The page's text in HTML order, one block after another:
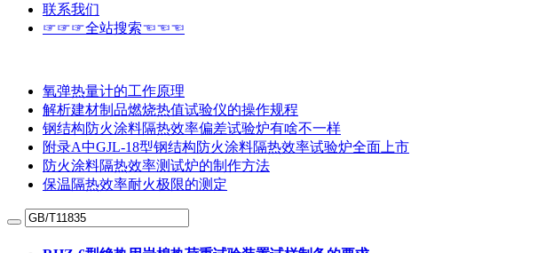
联系我们
☞☞☞全站搜索☜☜☜
氧弹热量计的工作原理
解析建材制品燃烧热值试验仪的操作规程
钢结构防火涂料隔热效率偏差试验炉有啥不一样
附录A中GJL-18型钢结构防火涂料隔热效率试验炉全面上市
防火涂料隔热效率测试炉的制作方法
保温隔热效率耐火极限的测定